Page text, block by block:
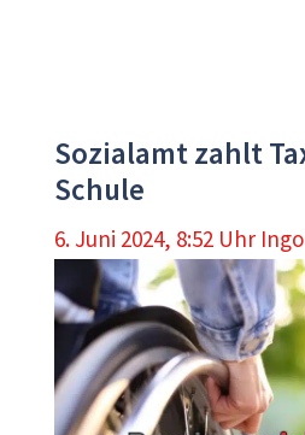
Sozialamt zahlt
Schule
6. Juni 2024, 8:52 Uhr